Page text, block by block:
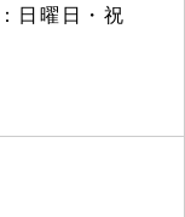
日曜日・祝